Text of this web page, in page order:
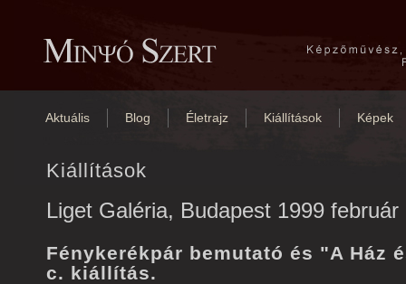
Aktuális Blog Életrajz Kiállítások Képek
Kiállítások
Liget Galéria, Budapest 1999 február
Fénykerékpár bemutató és "A Ház
c. kiállítás.